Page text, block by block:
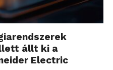
állt ki a
Electric